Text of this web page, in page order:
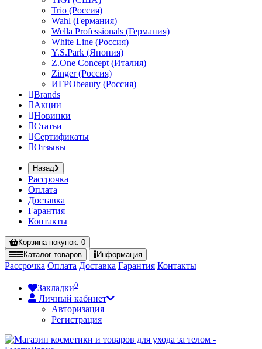
Trio (Россия)
Wahl (Германия)
Wella Professionals (Германия)
White Line (Россия)
Y.S.Park (Япония)
Z.One Concept (Италия)
Zinger (Россия)
ИГРОbeauty (Россия)
Brands
Акции
Новинки
Статьи
Сертификаты
Отзывы
Назад
Рассрочка
Оплата
Доставка
Гарантия
Контакты
Корзинапокупок: 0
Каталог товаров Информация
Рассрочка Оплата Доставка Гарантия Контакты
Закладки0
Личный кабинет
Авторизация
Регистрация